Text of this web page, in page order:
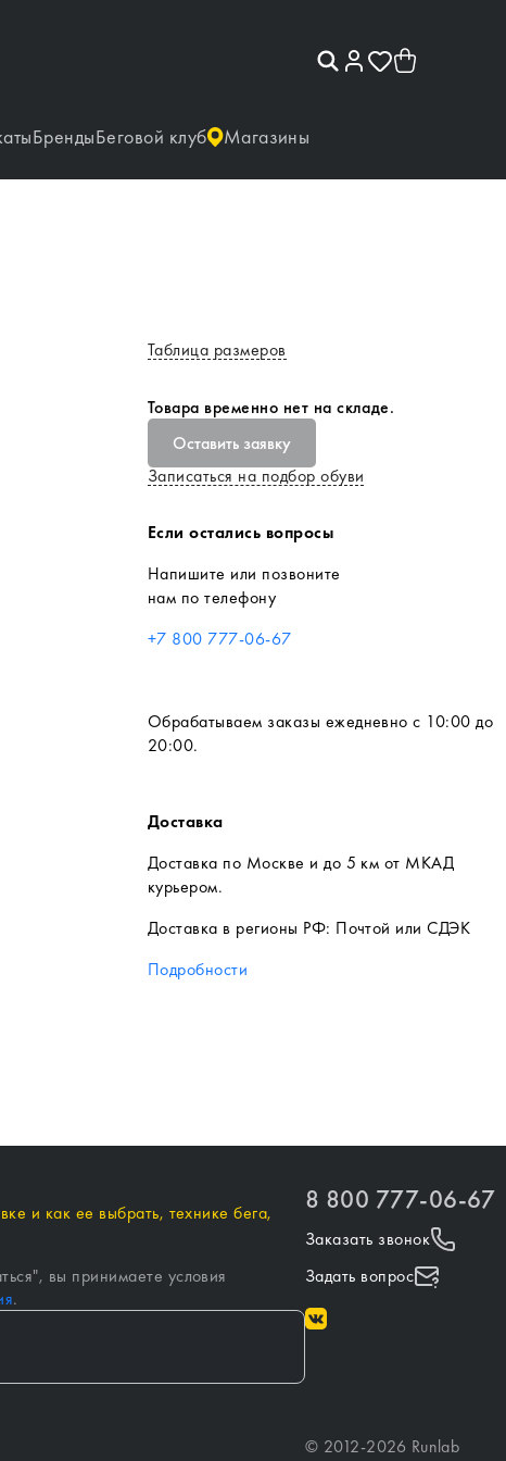
БрендыБеговой клуб Магазины
Таблица размеров
Товара временно нет на складе.
Оставить заявку
Записаться на подбор обуви
Если остались вопросы
Напишите или позвоните
нам по телефону
+7 800 777-06-67
Обрабатываем заказы ежедневно с 10:00 до
20:00.
Доставка
Доставка по Москве и до 5 км от МКАД
курьером.
Доставка в регионы РФ: Почтой или СДЭК
Подробности
и как ее выбрать, технике бега,
", вы принимаете условия
.
8 800 777-06-67
Заказать звонок
Задать вопрос
© 2012-2026 Runlab